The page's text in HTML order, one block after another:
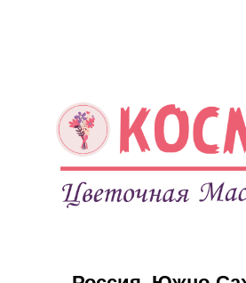
«Странник»)
- с. Дальнее, ул. Ударная, д.48
Каталог
Праздники
8 марта